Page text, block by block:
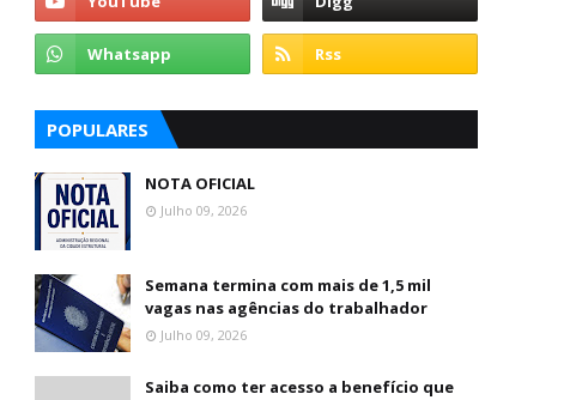
POPULARES
NOTA OFICIAL
Julho 09, 2026
Semana termina com mais de 1,5 mil
vagas nas agências do trabalhador
Julho 09, 2026
Saiba como ter acesso a benefício que